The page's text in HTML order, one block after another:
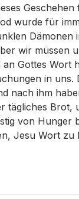
wurde für
Dämonen
wir müssen
Gottes Wort
in uns.
nach ihm
tägliches Brot,
von Hunger
Jesu Wort